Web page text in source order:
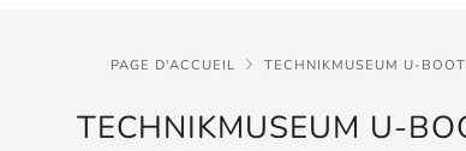
PAGE D'ACCUEIL TECHNIKMUSEUM U-BOOT
TECHNIKMUSEUM U-